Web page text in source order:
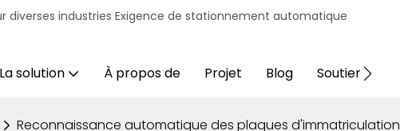
diverses industries Exigence de stationnement automatique
La solution À propos de Projet Blog Soutien
Reconnaissance automatique des plaques d'immatriculation